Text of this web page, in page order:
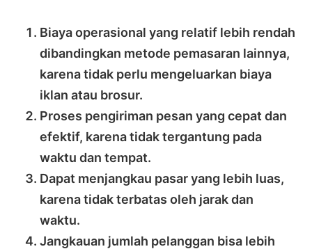
Biaya operasional yang relatif lebih rendah
dibandingkan metode pemasaran lainnya,
karena tidak perlu mengeluarkan biaya
iklan atau brosur.
Proses pengiriman pesan yang cepat dan
efektif, karena tidak tergantung pada
waktu dan tempat.
Dapat menjangkau pasar yang lebih luas,
karena tidak terbatas oleh jarak dan
waktu.
Jangkauan jumlah pelanggan bisa lebih